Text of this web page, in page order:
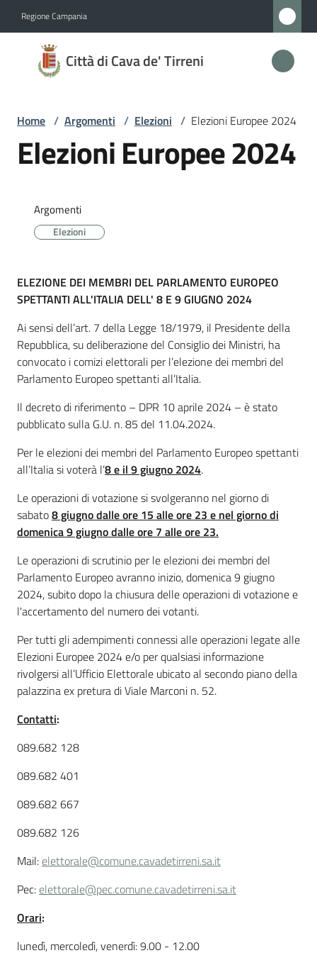
Regione Campania
Città di Cava de' Tirreni
Città
di
de'
Tirreni
Novità
Servizi
Cava
de'
Tirreni
Tutti
gli
Menu selezionato
su
Home / Argomenti / Elezioni / Elezioni Europee 2024
Elezioni Europee 2024
Argomenti
Elezioni
ELEZIONE DEI MEMBRI DEL PARLAMENTO EUROPEO
SPETTANTI ALL'ITALIA DELL' 8 E 9 GIUGNO 2024
Ai sensi dell’art. 7 della Legge 18/1979, il Presidente della
Repubblica, su deliberazione del Consiglio dei Ministri, ha
convocato i comizi elettorali per l’elezione dei membri del
Parlamento Europeo spettanti all’Italia.
Il decreto di riferimento – DPR 10 aprile 2024 – è stato
pubblicato sulla G.U. n. 85 del 11.04.2024.
Per le elezioni dei membri del Parlamento Europeo spettanti
all’Italia si voterà l’8 e il 9 giugno 2024.
Le operazioni di votazione si svolgeranno nel giorno di
sabato8 giugno dalle ore 15 alle ore 23 e nel giorno di
domenica 9 giugno dalle ore 7 alle ore 23.
Le operazioni di scrutinio per le elezioni dei membri del
Parlamento Europeo avranno inizio, domenica 9 giugno
2024, subito dopo la chiusura delle operazioni di votazione e
l'accertamento del numero dei votanti.
Per tutti gli adempimenti connessi alle operazioni legate alle
Elezioni Europee 2024 e/o per qualsiasi informazione
rivolgersi all’Ufficio Elettorale ubicato al secondo piano della
palazzina ex pretura di Viale Marconi n. 52.
Contatti:
089.682 128
089.682 401
089.682 667
089.682 126
Mail: elettorale@comune.cavadetirreni.sa.it
Pec: elettorale@pec.comune.cavadetirreni.sa.it
Orari:
lunedì, mercoledì, venerdì: 9.00 - 12.00